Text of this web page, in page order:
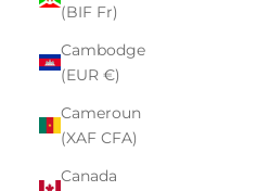
(BIF Fr)
Cambodge
(EUR €)
Cameroun
(XAF CFA)
Canada